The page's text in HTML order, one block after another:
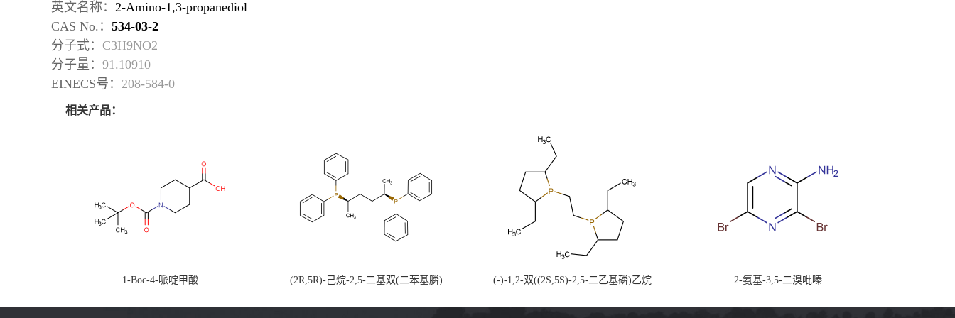
英文名称： 2-Amino-1,3-propanediol
CAS No.： 534-03-2
分子式： C3H9NO2
分子量： 91.10910
EINECS号： 208-584-0
相关产品：
1-Boc-4-哌啶甲酸 (2R,5R)-己烷-2,5-二基双(二苯基膦) (-)-1,2-双((2S,5S)-2,5-二乙基磷)乙烷 2-氨基-3,5-二溴吡嗪